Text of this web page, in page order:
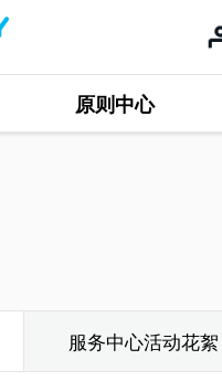
原则中心
服务中心活动花絮